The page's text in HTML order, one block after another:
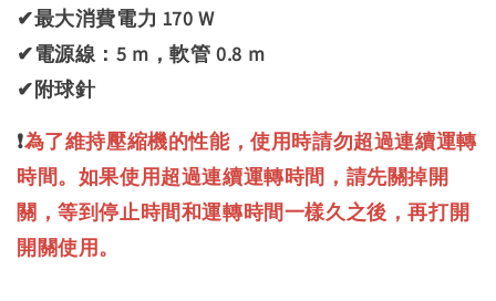
✔最大消費電力 170 W
✔電源線：5 m，軟管 0.8 m
✔附球針
❗為了維持壓縮機的性能，使用時請勿超過連續運轉
時間。如果使用超過連續運轉時間，請先關掉開
關，等到停止時間和運轉時間一樣久之後，再打開
開關使用。